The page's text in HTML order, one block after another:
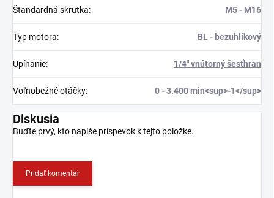
Štandardná skrutka: M5 - M16
Typ motora: BL - bezuhlíkový
Upínanie: 1/4" vnútorný šesťhran
Voľnobežné otáčky: 0 - 3.400 min<sup>-1</sup>
Diskusia
Buďte prvý, kto napíše príspevok k tejto položke.
Pridať komentár